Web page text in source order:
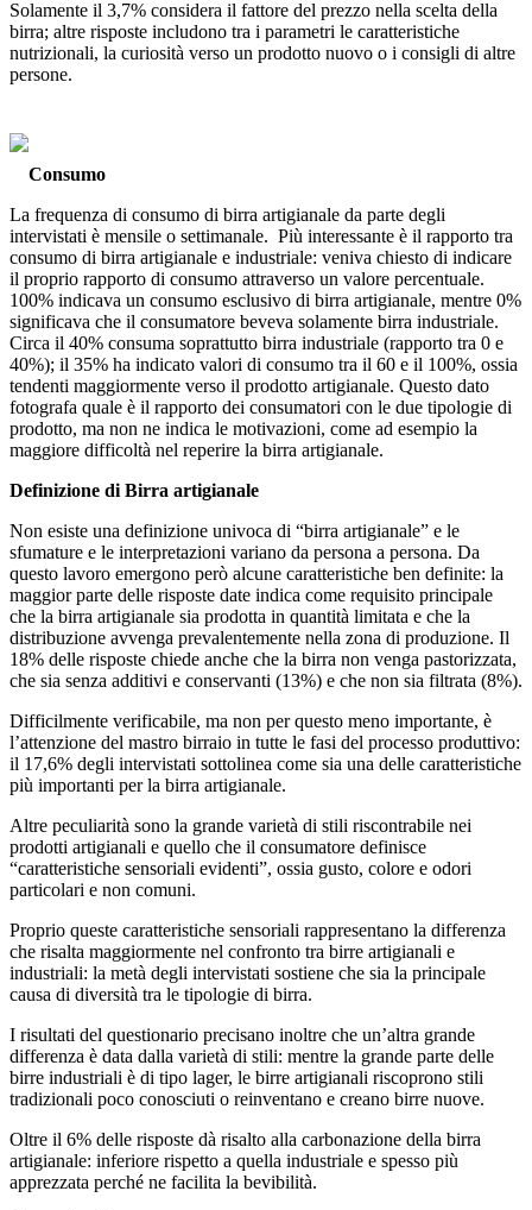
Solamente il 3,7% considera il fattore del prezzo nella scelta della
birra; altre risposte includono tra i parametri le caratteristiche
nutrizionali, la curiosità verso un prodotto nuovo o i consigli di altre
persone.
Consumo
La frequenza di consumo di birra artigianale da parte degli
intervistati è mensile o settimanale. Più interessante è il rapporto tra
consumo di birra artigianale e industriale: veniva chiesto di indicare
il proprio rapporto di consumo attraverso un valore percentuale.
100% indicava un consumo esclusivo di birra artigianale, mentre 0%
significava che il consumatore beveva solamente birra industriale.
Circa il 40% consuma soprattutto birra industriale (rapporto tra 0 e
40%); il 35% ha indicato valori di consumo tra il 60 e il 100%, ossia
tendenti maggiormente verso il prodotto artigianale. Questo dato
fotografa quale è il rapporto dei consumatori con le due tipologie di
prodotto, ma non ne indica le motivazioni, come ad esempio la
maggiore difficoltà nel reperire la birra artigianale.
Definizione di Birra artigianale
Non esiste una definizione univoca di “birra artigianale” e le
sfumature e le interpretazioni variano da persona a persona. Da
questo lavoro emergono però alcune caratteristiche ben definite: la
maggior parte delle risposte date indica come requisito principale
che la birra artigianale sia prodotta in quantità limitata e che la
distribuzione avvenga prevalentemente nella zona di produzione. Il
18% delle risposte chiede anche che la birra non venga pastorizzata,
che sia senza additivi e conservanti (13%) e che non sia filtrata (8%).
Difficilmente verificabile, ma non per questo meno importante, è
l’attenzione del mastro birraio in tutte le fasi del processo produttivo:
il 17,6% degli intervistati sottolinea come sia una delle caratteristiche
più importanti per la birra artigianale.
Altre peculiarità sono la grande varietà di stili riscontrabile nei
prodotti artigianali e quello che il consumatore definisce
“caratteristiche sensoriali evidenti”, ossia gusto, colore e odori
particolari e non comuni.
Proprio queste caratteristiche sensoriali rappresentano la differenza
che risalta maggiormente nel confronto tra birre artigianali e
industriali: la metà degli intervistati sostiene che sia la principale
causa di diversità tra le tipologie di birra.
I risultati del questionario precisano inoltre che un’altra grande
differenza è data dalla varietà di stili: mentre la grande parte delle
birre industriali è di tipo lager, le birre artigianali riscoprono stili
tradizionali poco conosciuti o reinventano e creano birre nuove.
Oltre il 6% delle risposte dà risalto alla carbonazione della birra
artigianale: inferiore rispetto a quella industriale e spesso più
apprezzata perché ne facilita la bevibilità.